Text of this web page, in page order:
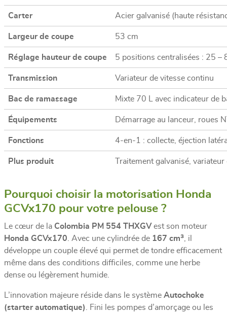
Carter Acier galvanisé (haute
Largeur de coupe 53 cm
Réglage hauteur de coupe 5 positions centralisées : 25 –
Transmission Variateur de vitesse continu
Bac de ramassage Mixte 70 L avec indicateur de
Équipements Démarrage au lanceur, roues
Fonctions 4-en-1 : collecte, éjection
Plus produit Traitement galvanisé,
Pourquoi choisir la motorisation Honda
GCVx170 pour votre pelouse ?
Le cœur de la Colombia PM 554 THXGV est son moteur
Honda GCVx170 . Avec une cylindrée de 167 cm³ , il
développe un couple élevé qui permet de tondre efficacement
même dans des conditions difficiles, comme une herbe
dense ou légèrement humide.
L’innovation majeure réside dans le système Autochoke
(starter automatique)
. Fini les pompes d’amorçage ou les